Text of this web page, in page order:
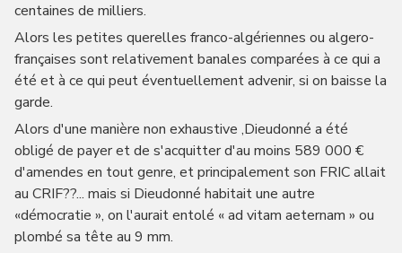
centaines de milliers.
Alors les petites querelles franco-algériennes ou algero-
françaises sont relativement banales comparées à ce qui a
été et à ce qui peut éventuellement advenir, si on baisse la
garde.
Alors d'une manière non exhaustive ,Dieudonné a été
obligé de payer et de s'acquitter d'au moins 589 000 €
d'amendes en tout genre, et principalement son FRIC allait
au CRIF??... mais si Dieudonné habitait une autre
«démocratie », on l'aurait entolé « ad vitam aeternam » ou
plombé sa tête au 9 mm.